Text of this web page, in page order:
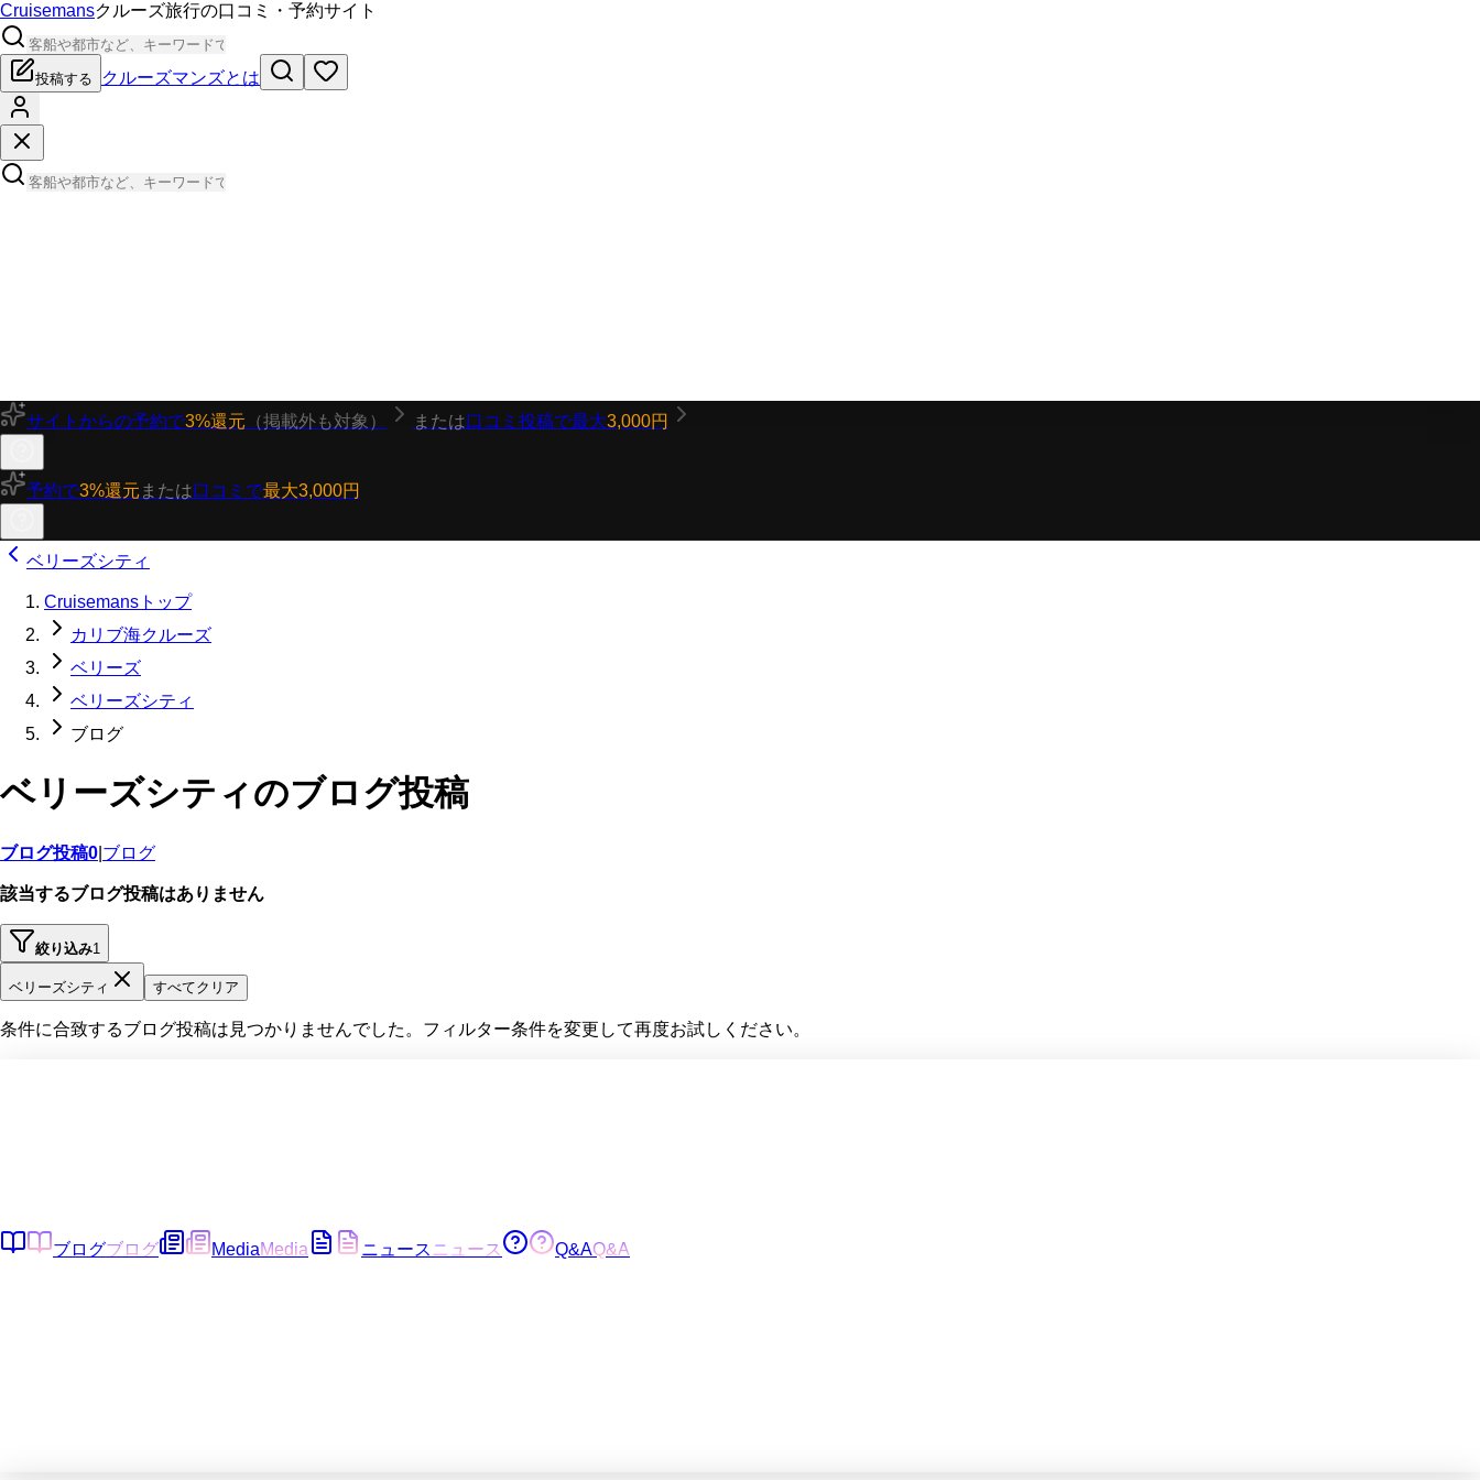
Cruisemansクルーズ旅行の口コミ・予約サイト
投稿する クルーズマンズとは
サイトからの予約で3%還元 （掲載外も対象） または口コミ投稿で最大3,000円
予約で3%還元 または口コミで最大3,000円
ベリーズシティ
Cruisemansトップ
カリブ海クルーズ
ベリーズ
ベリーズシティ
ブログ
ベリーズシティのブログ投稿
ブログ投稿0 ブログ
該当するブログ投稿はありません
絞り込み1
ベリーズシティ すべてクリア
条件に合致するブログ投稿は見つかりませんでした。フィルター条件を変更して再度お試しください。
ブログブログ MediaMedia ニュース ニュース Q&AQ&A